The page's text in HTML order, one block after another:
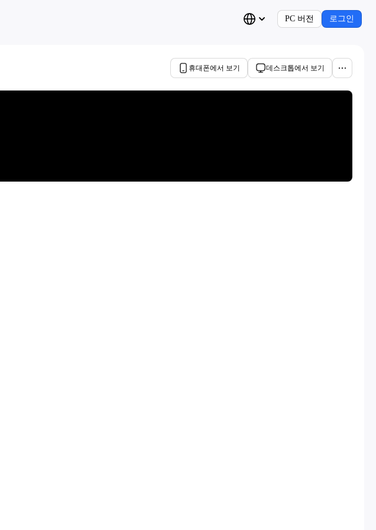
PC 버전 로그인
휴대폰에서 보기 데스크톱에서 보기